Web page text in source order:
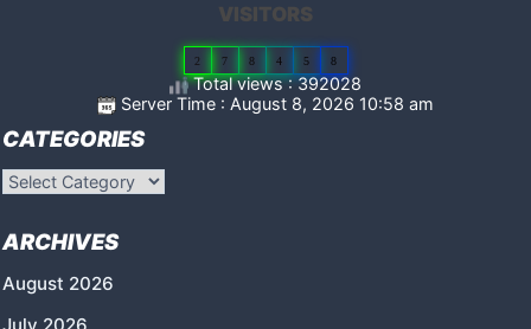
VISITORS
2 7 8 4 5 8
Total views : 392028
Server Time : August 8, 2026 10:58 am
CATEGORIES
Categories
ARCHIVES
August 2026